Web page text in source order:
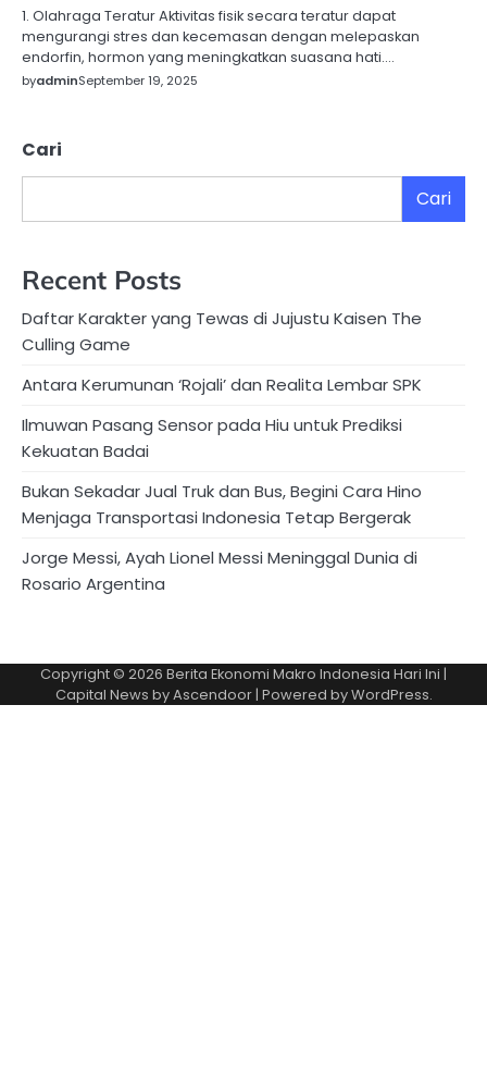
1. Olahraga Teratur Aktivitas fisik secara teratur dapat
mengurangi stres dan kecemasan dengan melepaskan
endorfin, hormon yang meningkatkan suasana hati.…
byadminSeptember 19, 2025
Cari
Cari
Recent Posts
Daftar Karakter yang Tewas di Jujustu Kaisen The
Culling Game
Antara Kerumunan ‘Rojali’ dan Realita Lembar SPK
Ilmuwan Pasang Sensor pada Hiu untuk Prediksi
Kekuatan Badai
Bukan Sekadar Jual Truk dan Bus, Begini Cara Hino
Menjaga Transportasi Indonesia Tetap Bergerak
Jorge Messi, Ayah Lionel Messi Meninggal Dunia di
Rosario Argentina
Copyright © 2026 Berita Ekonomi Makro Indonesia Hari Ini |
Capital News byAscendoor| Powered byWordPress.